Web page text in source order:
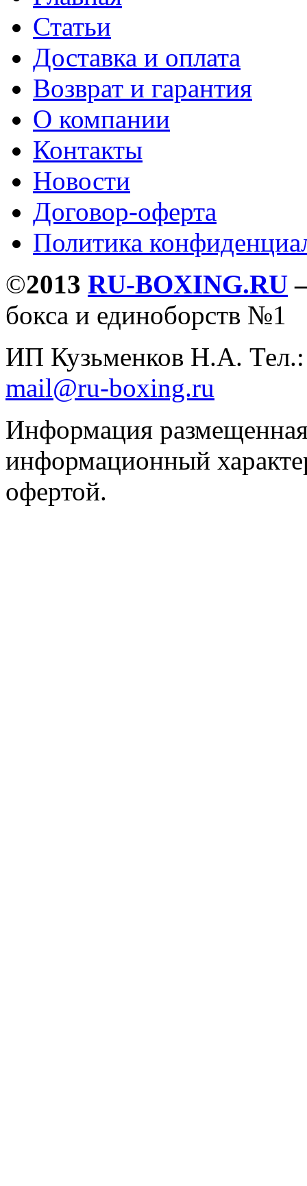
Статьи
Доставка и оплата
Возврат и гарантия
О компании
Контакты
Новости
Договор-оферта
Политика
©2013 RU-BOXING.RU
бокса и единоборств №1
ИП Кузьменков Н.А.
mail@ru-boxing.ru
Информация
информационный
офертой.